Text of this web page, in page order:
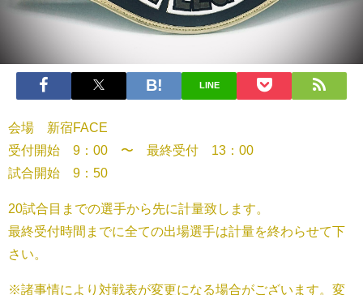
LINE
会場 新宿FACE
受付開始 9：00 〜 最終受付 13：00
試合開始 9：50
20試合目までの選手から先に計量致します。
最終受付時間までに全ての出場選手は計量を終わらせて下
さい。
※諸事情により対戦表が変更になる場合がございます。変